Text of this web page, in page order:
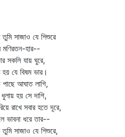
সাজাও যে শিশুরে
হার--
যায় ঘুরে,
বিষম ভার।
লাগি,
সে দাগি,
সবার হতে দূরে,
ধরে তার--
সাজাও যে শিশুরে,